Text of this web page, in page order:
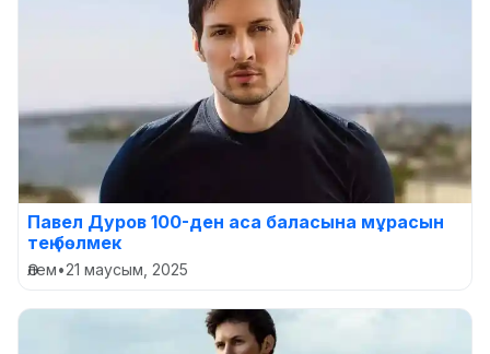
Павел Дуров 100-ден аса баласына мұрасын
тең бөлмек
Әлем•21 маусым, 2025